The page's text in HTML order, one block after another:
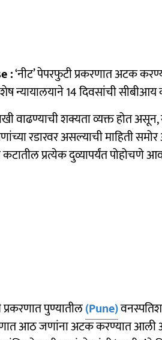
:‘नीट’ पेपरफुटी प्रकरणात अटक
न्यायालयाने 14 दिवसांची
वाढण्याची शक्यता व्यक्त होत असून,
रडारवर असल्याची माहिती
प्रत्येक दुव्यापर्यंत पोहोचणे
पुण्यातील(Pune)
आठ जणांना अटक करण्यात